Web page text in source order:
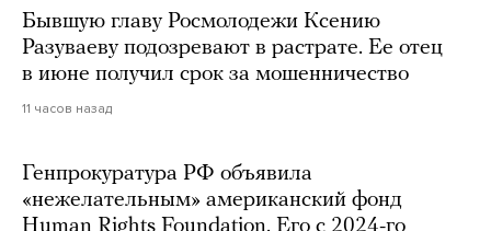
Бывшую главу Росмолодежи Ксению
Разуваеву подозревают в растрате. Ее отец
в июне получил срок за мошенничество
11 часов назад
Генпрокуратура РФ объявила
«нежелательным» американский фонд
Human Rights Foundation. Его с 2024-го